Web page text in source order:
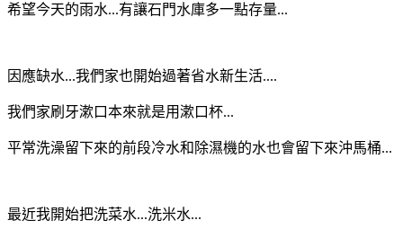
希望今天的雨水...有讓石門水庫多一點存量...
因應缺水...我們家也開始過著省水新生活....
我們家刷牙漱口本來就是用漱口杯...
平常洗澡留下來的前段冷水和除濕機的水也會留下來沖馬桶...
最近我開始把洗菜水...洗米水...